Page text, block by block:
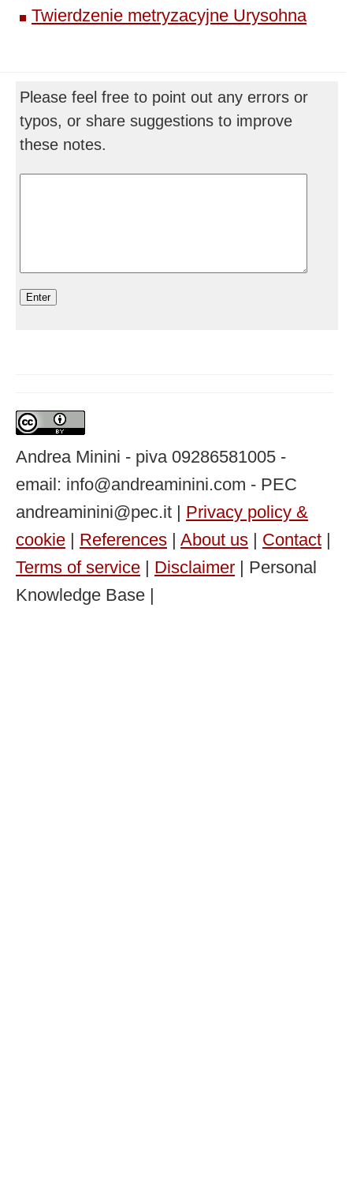
Twierdzenie metryzacyjne Urysohna
Please feel free to point out any errors or
typos, or share suggestions to improve
these notes.
Andrea Minini - piva 09286581005 -
email: info@andreaminini.com - PEC
andreaminini@pec.it | Privacy policy &
cookie
References About us Contact
Terms of service
Disclaimer | Personal
Knowledge Base |